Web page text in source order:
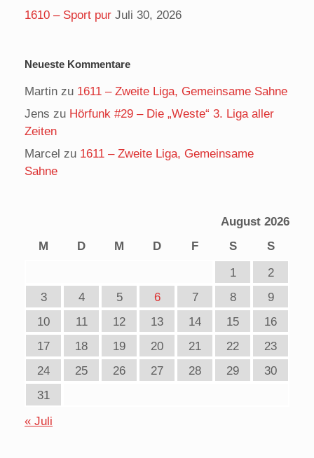
1610 – Sport pur Juli 30, 2026
Neueste Kommentare
Martin zu 1611 – Zweite Liga, Gemeinsame Sahne
Jens zu Hörfunk #29 – Die „Weste“ 3. Liga aller
Zeiten
Marcel zu 1611 – Zweite Liga, Gemeinsame
Sahne
August 2026
M
D M D F S
S
1
2
3
4 5 6 7 8
9
10
11 12 13 14 15
16
17
18 19 20 21 22
23
24
25 26 27 28 29
30
31
« Juli